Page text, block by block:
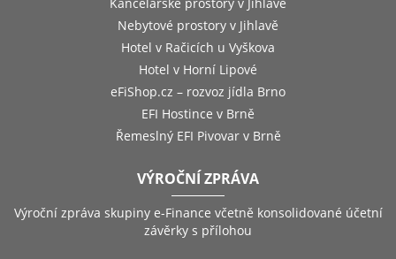
Kancelářské prostory v Jihlavě
Nebytové prostory v Jihlavě
Hotel v Račicích u Vyškova
Hotel v Horní Lipové
eFiShop.cz – rozvoz jídla Brno
EFI Hostince v Brně
Řemeslný EFI Pivovar v Brně
VÝROČNÍ ZPRÁVA
Výroční zpráva skupiny e-Finance včetně konsolidované účetní
závěrky s přílohou